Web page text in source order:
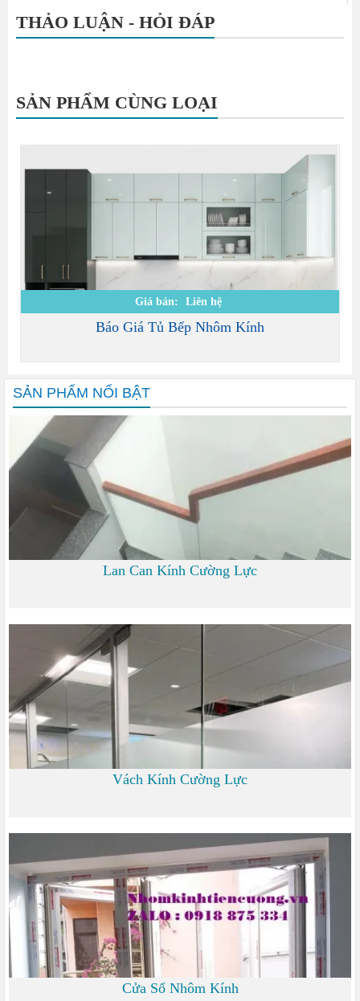
THẢO LUẬN - HỎI ĐÁP
SẢN PHẨM CÙNG LOẠI
Giá bán: Liên hệ
Báo Giá Tủ Bếp Nhôm Kính
SẢN PHẨM NỔI BẬT
Lan Can Kính Cường Lực
Vách Kính Cường Lực
Cửa Sổ Nhôm Kính